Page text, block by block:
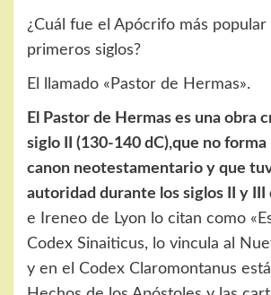
¿Cuál fue el Apócrifo más
primeros siglos?
El llamado «Pastor de Hermas».
El Pastor de Hermas es una obra
siglo II (130-140 dC),que no forma
canon neotestamentario y que
autoridad durante los siglos II y III
e Ireneo de Lyon lo citan como
Codex Sinaiticus, lo vincula al
y en el Codex Claromontanus